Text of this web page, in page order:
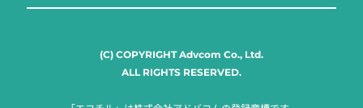
(C) COPYRIGHT Advcom Co., Ltd.
ALL RIGHTS RESERVED.